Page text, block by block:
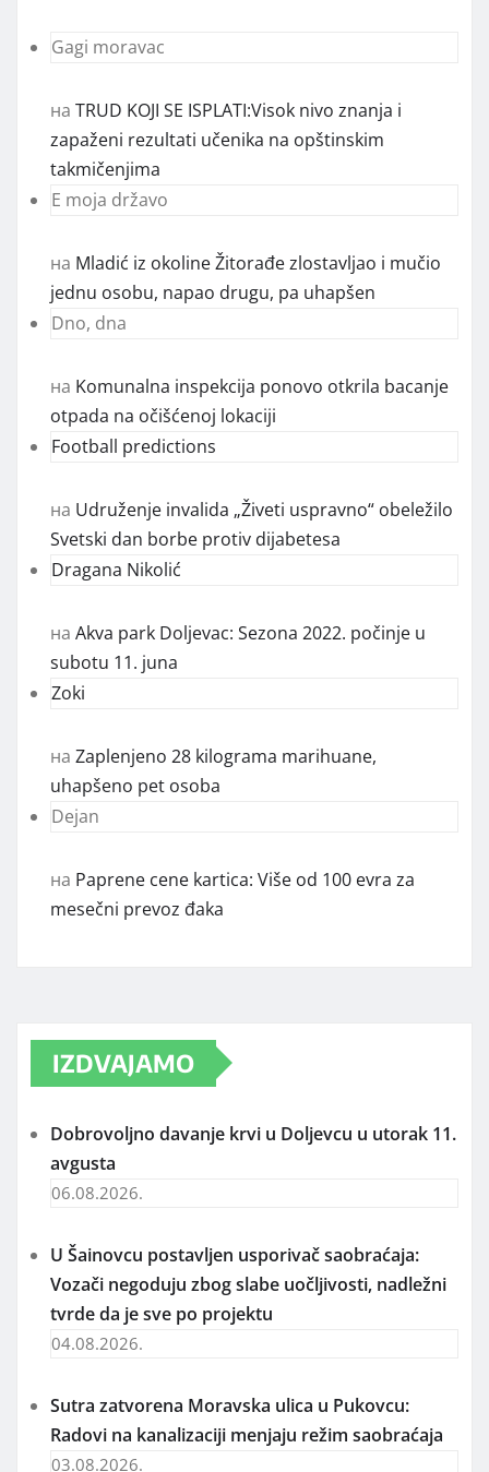
Gagi moravac
на TRUD KOJI SE ISPLATI:Visok nivo znanja i
zapaženi rezultati učenika na opštinskim
takmičenjima
E moja državo
на Mladić iz okoline Žitorađe zlostavljao i mučio
jednu osobu, napao drugu, pa uhapšen
Dno, dna
на Komunalna inspekcija ponovo otkrila bacanje
otpada na očišćenoj lokaciji
Football predictions
на Udruženje invalida „Živeti uspravno“ obeležilo
Svetski dan borbe protiv dijabetesa
Dragana Nikolić
на Akva park Doljevac: Sezona 2022. počinje u
subotu 11. juna
Zoki
на Zaplenjeno 28 kilograma marihuane,
uhapšeno pet osoba
Dejan
на Paprene cene kartica: Više od 100 evra za
mesečni prevoz đaka
IZDVAJAMO
Dobrovoljno davanje krvi u Doljevcu u utorak 11.
avgusta
06.08.2026.
U Šainovcu postavljen usporivač saobraćaja:
Vozači negoduju zbog slabe uočljivosti, nadležni
tvrde da je sve po projektu
04.08.2026.
Sutra zatvorena Moravska ulica u Pukovcu:
Radovi na kanalizaciji menjaju režim saobraćaja
03.08.2026.